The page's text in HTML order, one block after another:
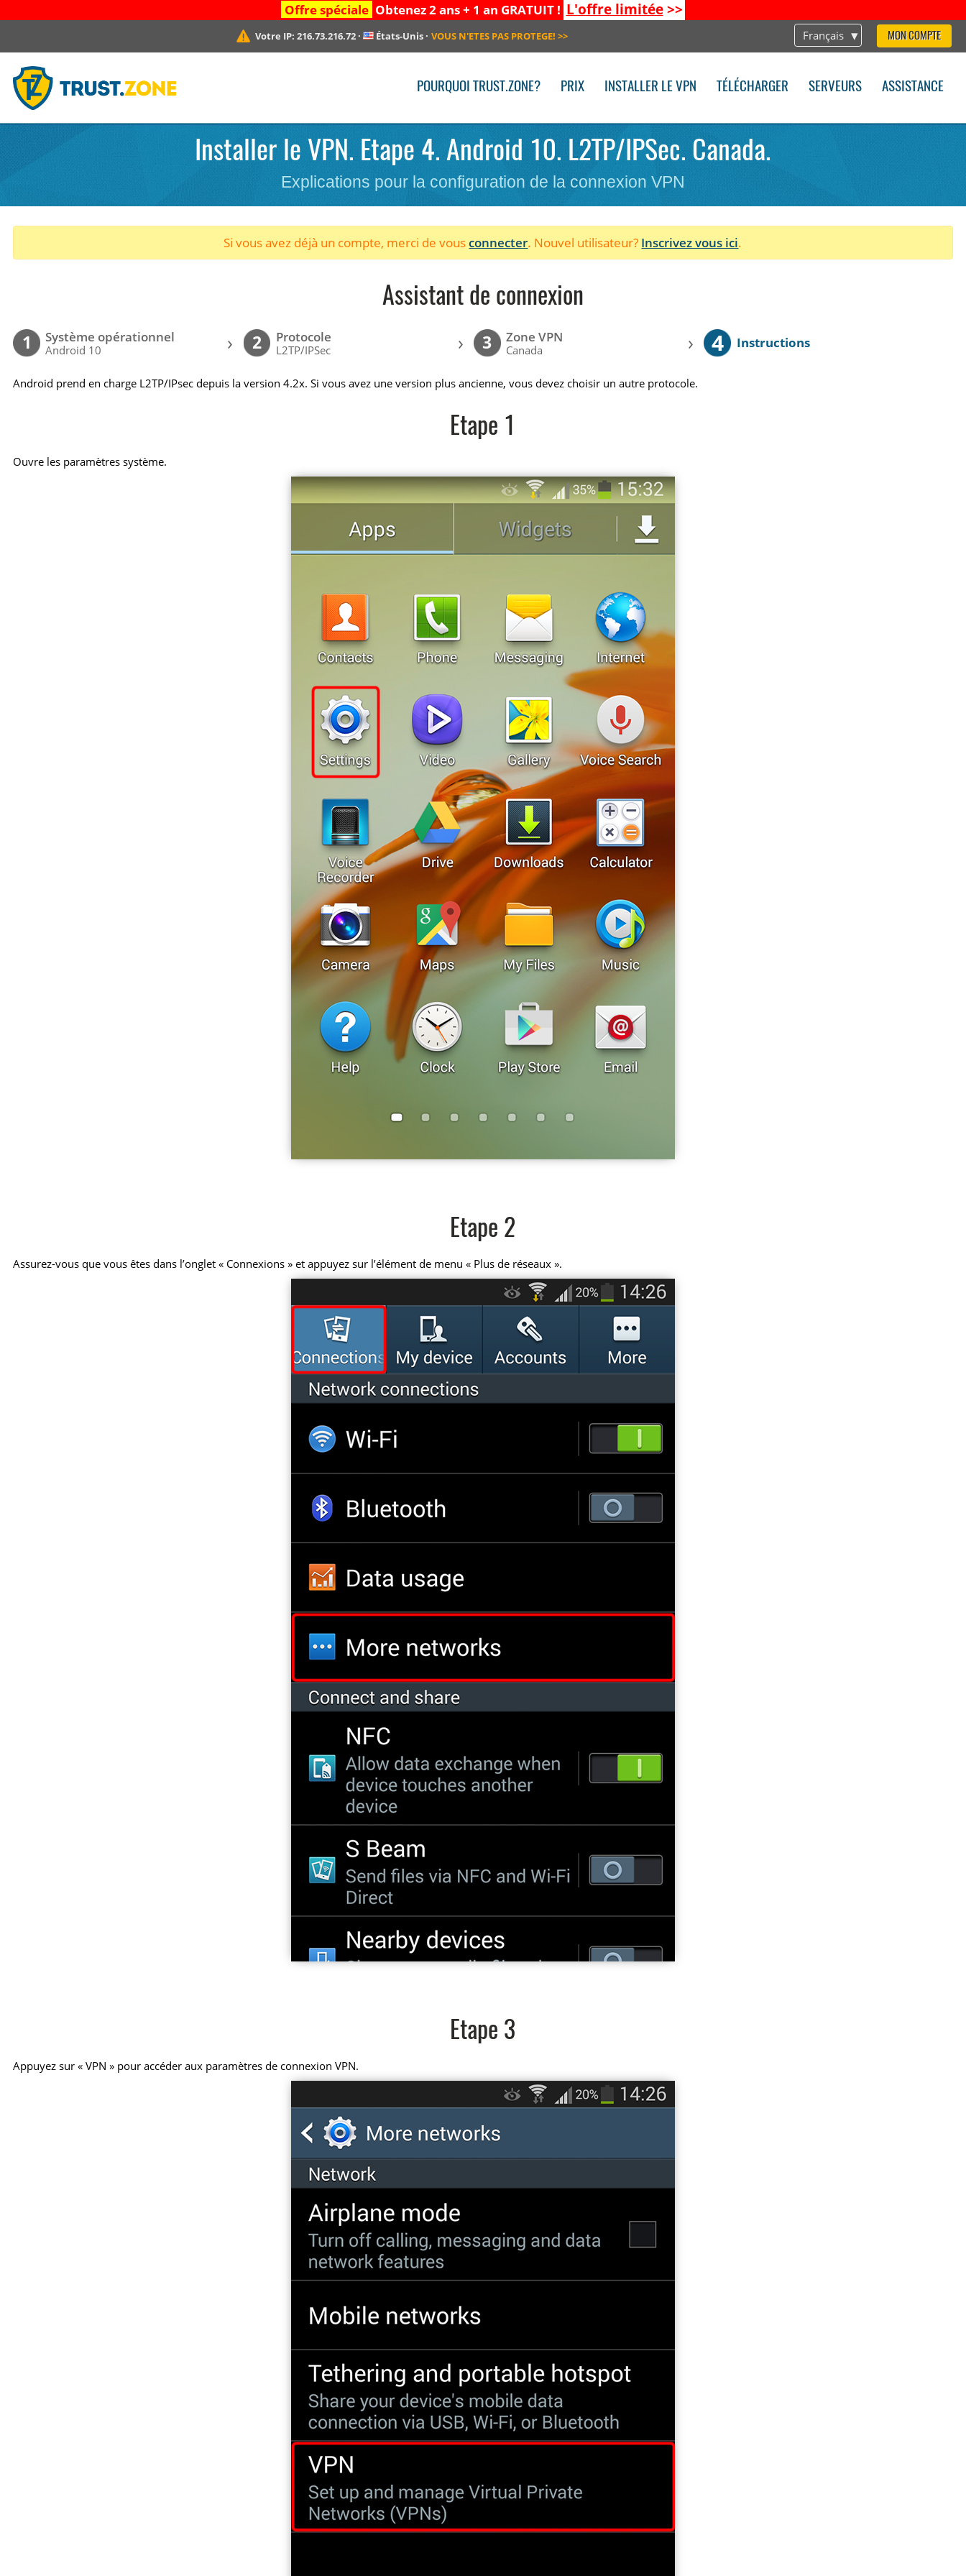
Offre spéciale Obtenez 2 ans + 1 an GRATUIT ! L'offre limitée>>
Français MON COMPTE
Votre IP:216.73.216.72 · États-Unis · VOUS N'ETES PAS PROTEGE! >>
POURQUOI TRUST.ZONE? PRIX INSTALLER LE VPN TÉLÉCHARGER SERVEURS ASSISTANCE
Installer le VPN. Etape 4. Android 10. L2TP/IPSec. Canada.
Explications pour la configuration de la connexion VPN
Si vous avez déjà un compte, merci de vousconnecter. Nouvel utilisateur? Inscrivez vous ici.
Assistant de connexion
1 Système opérationnel
Android 10 › 2 Protocole
L2TP/IPSec › 3 Zone VPN
Canada › 4 Instructions
Android prend en charge L2TP/IPsec depuis la version 4.2x. Si vous avez une version plus ancienne, vous devez choisir un autre protocole.
Etape 1
Ouvre les paramètres système.
Etape 2
Assurez-vous que vous êtes dans l’onglet « Connexions » et appuyez sur l’élément de menu « Plus de réseaux ».
Etape 3
Appuyez sur « VPN » pour accéder aux paramètres de connexion VPN.